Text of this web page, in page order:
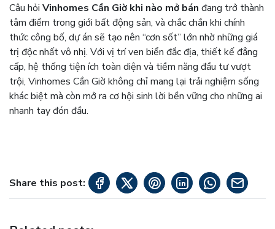
Câu hỏi Vinhomes Cần Giờ khi nào mở bán đang trở thành
tâm điểm trong giới bất động sản, và chắc chắn khi chính
thức công bố, dự án sẽ tạo nên “cơn sốt” lớn nhờ những giá
trị độc nhất vô nhị. Với vị trí ven biển đắc địa, thiết kế đẳng
cấp, hệ thống tiện ích toàn diện và tiềm năng đầu tư vượt
trội, Vinhomes Cần Giờ không chỉ mang lại trải nghiệm sống
khác biệt mà còn mở ra cơ hội sinh lời bền vững cho những ai
nhanh tay đón đầu.
Share this post: